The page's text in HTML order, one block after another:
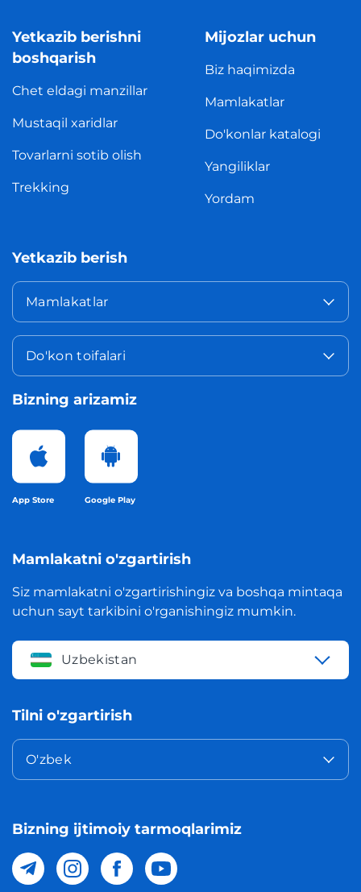
Yetkazib berishni
boshqarish
Chet eldagi manzillar
Mustaqil xaridlar
Tovarlarni sotib olish
Trekking
Mijozlar uchun
Biz haqimizda
Mamlakatlar
Do'konlar katalogi
Yangiliklar
Yordam
Yetkazib berish
Mamlakatlar
Do'kon toifalari
Bizning arizamiz
App Store Google Play
Mamlakatni o'zgartirish
Siz mamlakatni o'zgartirishingiz va boshqa mintaqa
uchun sayt tarkibini o'rganishingiz mumkin.
Uzbekistan
Tilni o'zgartirish
O'zbek
Bizning ijtimoiy tarmoqlarimiz